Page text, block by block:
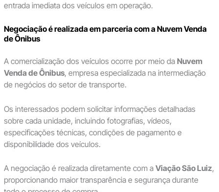
entrada imediata dos veículos em operação.
Negociação é realizada em parceria com a Nuvem Venda
de Ônibus
A comercialização dos veículos ocorre por meio da Nuvem
Venda de Ônibus, empresa especializada na intermediação
de negócios do setor de transporte.
Os interessados podem solicitar informações detalhadas
sobre cada unidade, incluindo fotografias, vídeos,
especificações técnicas, condições de pagamento e
disponibilidade dos veículos.
A negociação é realizada diretamente com a Viação São Luiz,
proporcionando maior transparência e segurança durante